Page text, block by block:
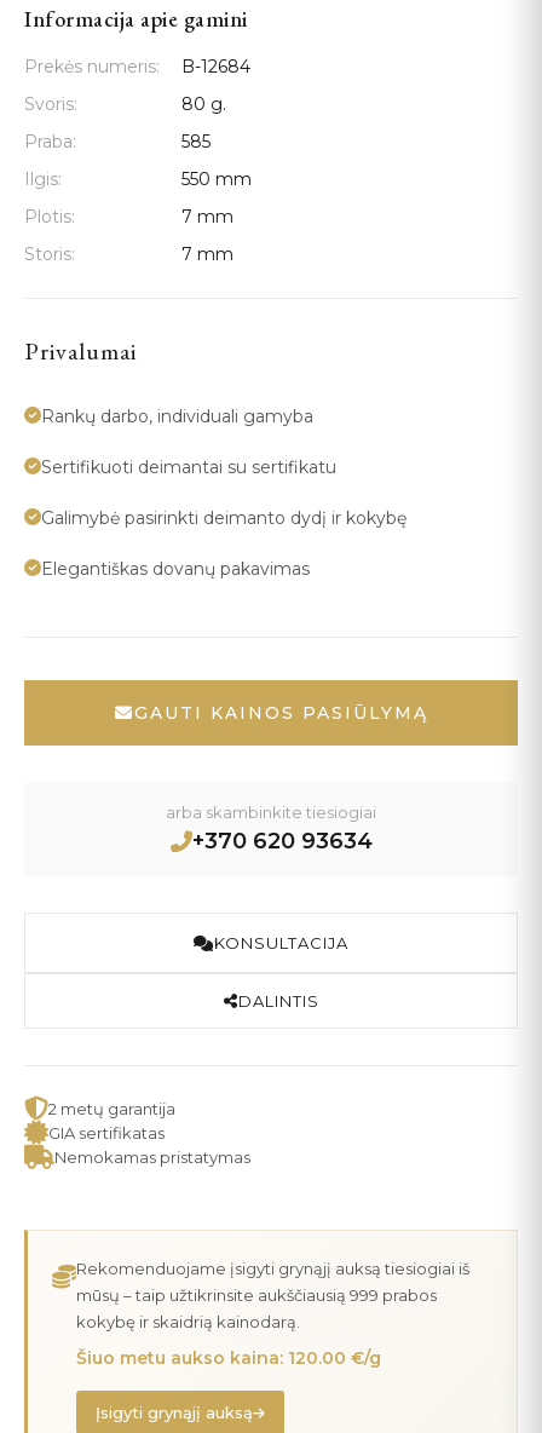
Informacija apie gamini
Prekės numeris:
B-12684
Svoris:
80 g.
Praba:
585
Ilgis:
550 mm
Plotis:
7 mm
Storis:
7 mm
Privalumai
Rankų darbo, individuali gamyba
Sertifikuoti deimantai su sertifikatu
Galimybė pasirinkti deimanto dydį ir kokybę
Elegantiškas dovanų pakavimas
GAUTI KAINOS PASIŪLYMĄ
arba skambinkite tiesiogiai
+370 620 93634
KONSULTACIJA
DALINTIS
2 metų garantija
GIA sertifikatas
Nemokamas pristatymas
Rekomenduojame įsigyti grynąjį auksą tiesiogiai iš
mūsų – taip užtikrinsite aukščiausią 999 prabos
kokybę ir skaidrią kainodarą.
Šiuo metu aukso kaina: 120.00 €/g
Įsigyti grynąjį auksą